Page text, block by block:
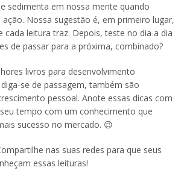
sedimenta em nossa mente quando
Nossa sugestão é, em primeiro lugar,
cada leitura traz. Depois, teste no dia a dia
de passar para a próxima, combinado?
livros para desenvolvimento
se de passagem, também são
pessoal. Anote essas dicas com
tempo com um conhecimento que
sucesso no mercado. 😉
nas suas redes para que seus
essas leituras!